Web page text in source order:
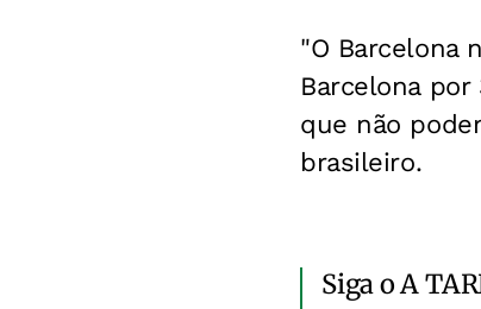
"O Barcelona
Barcelona
que não
brasileiro.
Siga o A